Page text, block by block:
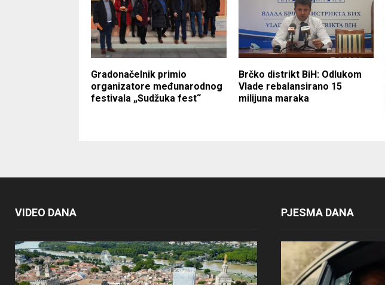
Gradonačelnik primio
organizatore međunarodnog
festivala „Sudžuka fest“
Brčko distrikt BiH: Odlukom
Vlade rebalansirano 15
milijuna maraka
VIDEO DANA PJESMA DANA